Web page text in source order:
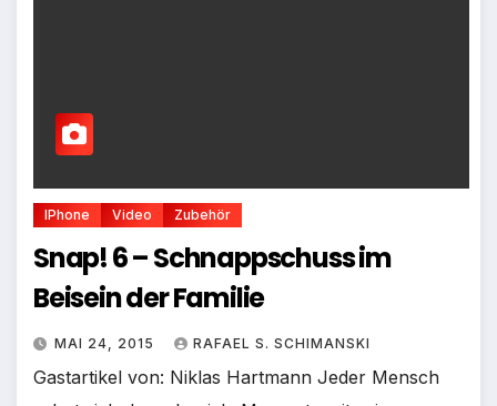
IPhone Video Zubehör
Snap! 6 – Schnappschuss im
Beisein der Familie
MAI 24, 2015 RAFAEL S. SCHIMANSKI
Gastartikel von: Niklas Hartmann Jeder Mensch